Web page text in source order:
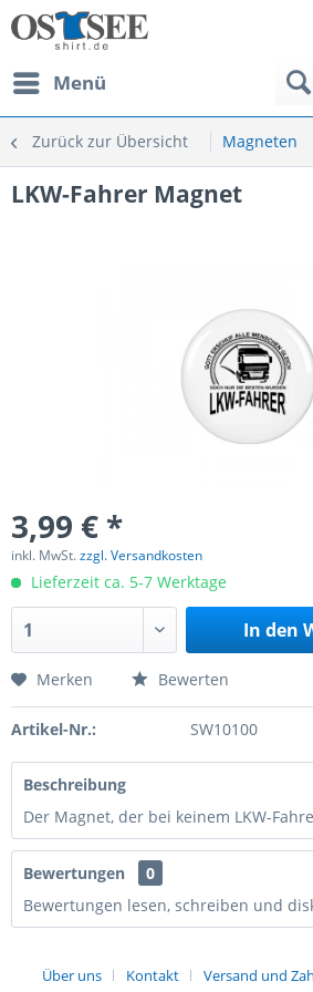
Menü
Zurück zur Übersicht Magneten
LKW-Fahrer Magnet
3,99 € *
inkl. MwSt.zzgl. Versandkosten
Lieferzeit ca. 5-7 Werktage
In den
Merken Bewerten
Artikel-Nr.: SW10100
Beschreibung
Der Magnet, der bei keinem LKW-
Bewertungen
0
Bewertungen lesen, schreiben und
Über uns Kontakt Versand und